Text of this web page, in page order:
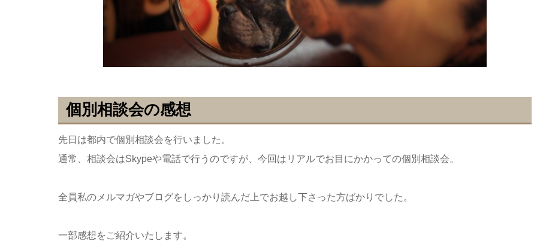
個別相談会の感想
先日は都内で個別相談会を行いました。
通常、相談会はSkypeや電話で行うのですが、今回はリアルでお目にかかっての個別相談会。
全員私のメルマガやブログをしっかり読んだ上でお越し下さった方ばかりでした。
一部感想をご紹介いたします。